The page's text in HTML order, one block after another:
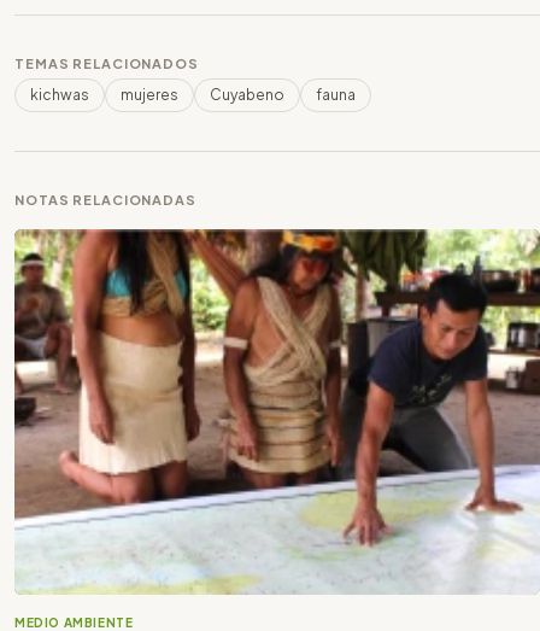
TEMAS RELACIONADOS
kichwas mujeres Cuyabeno fauna
NOTAS RELACIONADAS
MEDIO AMBIENTE